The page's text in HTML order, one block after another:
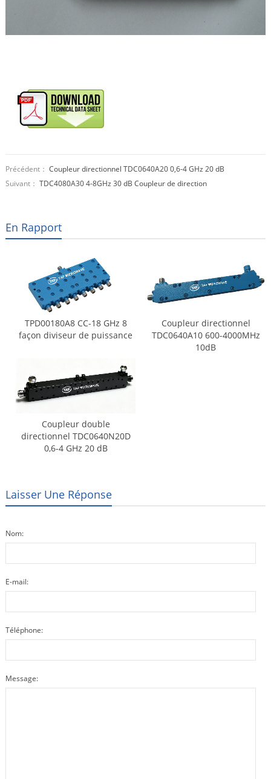
Précédent： Coupleur directionnel TDC0640A20 0,6-4 GHz 20 dB
Suivant： TDC4080A30 4-8GHz 30 dB Coupleur de direction
En Rapport
TPD00180A8 CC-18 GHz 8
façon diviseur de puissance
Coupleur directionnel
TDC0640A10 600-4000MHz
10dB
Coupleur double
directionnel TDC0640N20D
0,6-4 GHz 20 dB
Laisser Une Réponse
Nom:
E-mail:
Téléphone:
Message: